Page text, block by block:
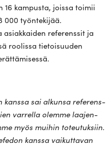
16 kampusta, joissa toimii
000 työntekijää.
asiakkaiden referenssit ja
roolissa tietoisuuden
kanssa sai alkunsa refe­rens­
var­rella olemme laa­jen­
myös muihin toteu­tuksiin.
kanssa vai­kut­tavan